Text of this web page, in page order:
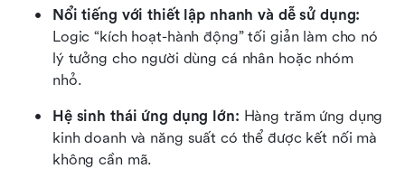
Nổi tiếng với thiết lập nhanh và dễ sử dụng:
Logic “kích hoạt-hành động” tối giản làm cho nó
lý tưởng cho người dùng cá nhân hoặc nhóm
nhỏ.
Hệ sinh thái ứng dụng lớn: Hàng trăm ứng dụng
kinh doanh và năng suất có thể được kết nối mà
không cần mã.